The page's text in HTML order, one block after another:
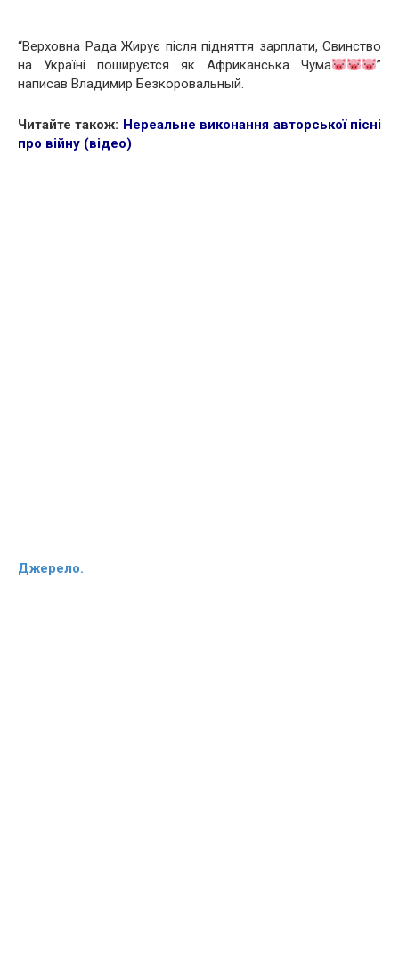
“Верховна Рада Жирує після підняття зарплати, Свинство
на Україні пошируєтся як Африканська Чума
”
написав Владимир Безкоровальный.
Читайте також: Нереальне виконання авторської пісні
про війну (відео)
Джерело.